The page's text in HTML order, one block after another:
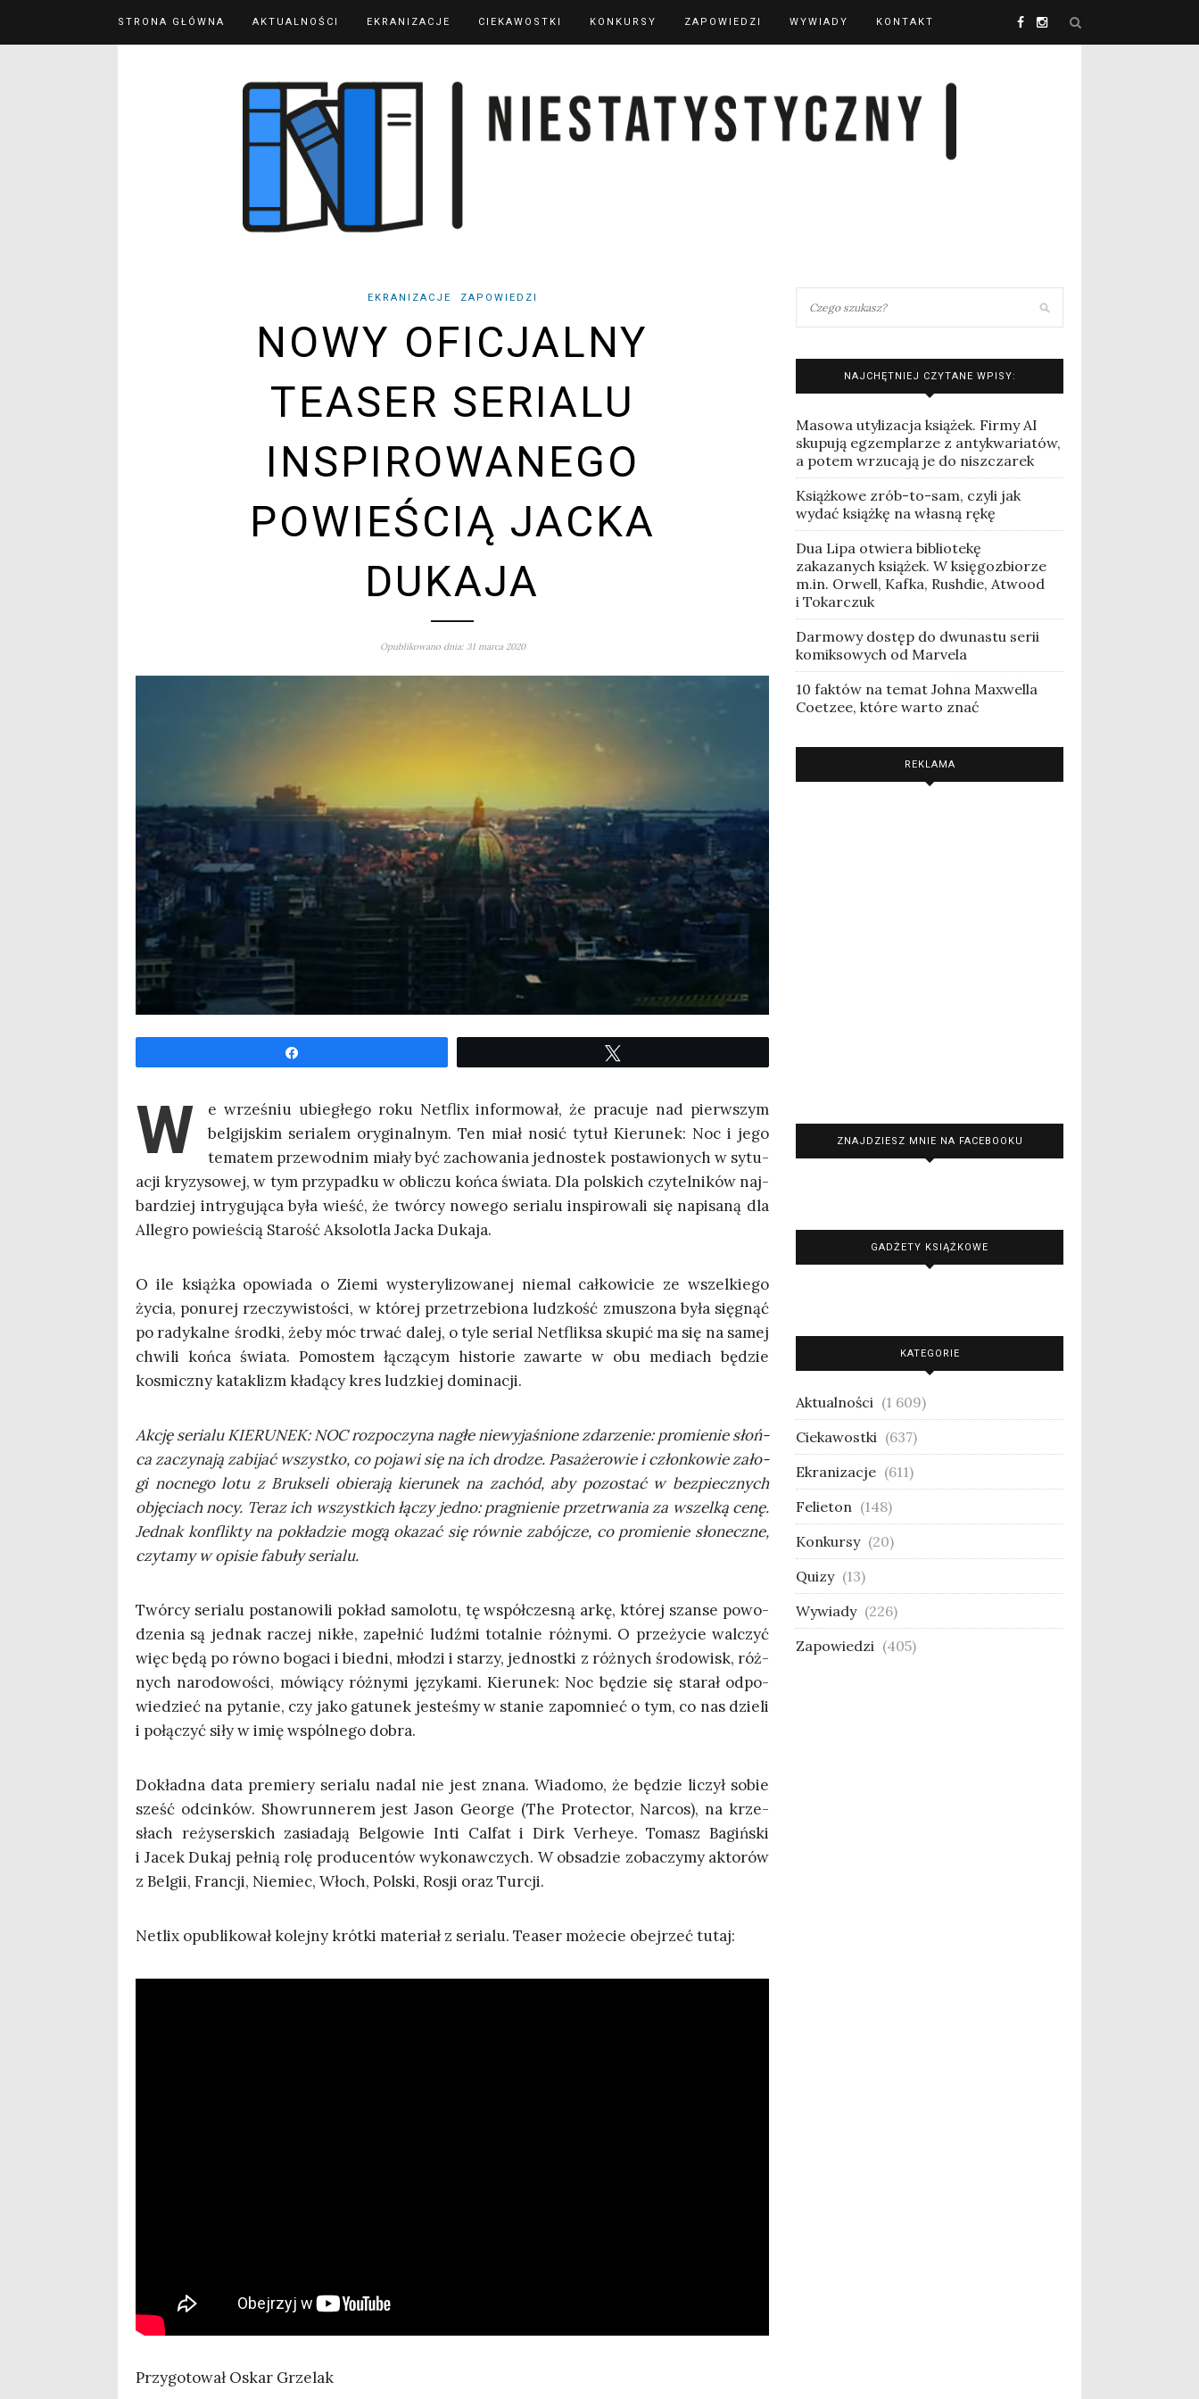
STRONA GŁÓWNA AKTUALNOŚCI EKRANIZACJE CIEKAWOSTKI KONKURSY ZAPOWIEDZI WYWIADY KONTAKT
EKRANIZACJE ZAPOWIEDZI
NOWY OFICJALNY
TEASER SERIALU
INSPIROWANEGO
POWIEŚCIĄ JACKA
DUKAJA
Opublikowano dnia: 31 marca 2020
W
e wrze­śniu ubie­głe­go roku Net­flix infor­mo­wał, że pra­cu­je nad pierw­szym
bel­gij­skim seria­lem ory­gi­nal­nym. Ten miał nosić tytuł Kie­ru­nek: Noc i jego
tema­tem prze­wod­nim mia­ły być zacho­wa­nia jed­no­stek posta­wio­nych w sytu­
acji kry­zy­so­wej, w tym przy­pad­ku w obli­czu koń­ca świa­ta. Dla pol­skich czy­tel­ni­ków naj­
bar­dziej intry­gu­ją­ca była wieść, że twór­cy nowe­go seria­lu inspi­ro­wa­li się napi­sa­ną dla
Alle­gro powie­ścią Sta­rość Akso­lo­tla Jac­ka Dukaja.
O ile książ­ka opo­wia­da o Zie­mi wyste­ry­li­zo­wa­nej nie­mal cał­ko­wi­cie ze wszel­kie­go
życia, ponu­rej rze­czy­wi­sto­ści, w któ­rej prze­trze­bio­na ludz­kość zmu­szo­na była się­gnąć
po rady­kal­ne środ­ki, żeby móc trwać dalej, o tyle serial Net­flik­sa sku­pić ma się na samej
chwi­li koń­ca świa­ta. Pomo­stem łączą­cym histo­rie zawar­te w obu mediach będzie
kosmicz­ny kata­klizm kła­dą­cy kres ludz­kiej dominacji.
Akcję seria­lu KIERUNEK: NOC roz­po­czy­na nagłe nie­wy­ja­śnio­ne zda­rze­nie: pro­mie­nie słoń­
ca zaczy­na­ją zabi­jać wszyst­ko, co poja­wi się na ich dro­dze. Pasa­że­ro­wie i człon­ko­wie zało­
gi noc­ne­go lotu z Bruk­se­li obie­ra­ją kie­ru­nek na zachód, aby pozo­stać w bez­piecz­nych
obję­ciach nocy. Teraz ich wszyst­kich łączy jed­no: pra­gnie­nie prze­trwa­nia za wszel­ką cenę.
Jed­nak kon­flik­ty na pokła­dzie mogą oka­zać się rów­nie zabój­cze, co pro­mie­nie sło­necz­ne,
czy­ta­my w opi­sie fabu­ły serialu.
Twór­cy seria­lu posta­no­wi­li pokład samo­lo­tu, tę współ­cze­sną arkę, któ­rej szan­se powo­
dze­nia są jed­nak raczej nikłe, zapeł­nić ludź­mi total­nie róż­ny­mi. O prze­ży­cie wal­czyć
więc będą po rów­no boga­ci i bied­ni, mło­dzi i sta­rzy, jed­nost­ki z róż­nych śro­do­wisk, róż­
nych naro­do­wo­ści, mówią­cy róż­ny­mi języ­ka­mi. Kie­ru­nek: Noc będzie się sta­rał odpo­
wie­dzieć na pyta­nie, czy jako gatu­nek jeste­śmy w sta­nie zapo­mnieć o tym, co nas dzie­li
i połą­czyć siły w imię wspól­ne­go dobra.
Dokład­na data pre­mie­ry seria­lu nadal nie jest zna­na. Wia­do­mo, że będzie liczył sobie
sześć odcin­ków. Show­run­ne­rem jest Jason Geo­r­ge (The Pro­tec­tor, Nar­cos), na krze­
słach reży­ser­skich zasia­da­ją Bel­go­wie Inti Cal­fat i Dirk Ver­heye. Tomasz Bagiń­ski
i Jacek Dukaj peł­nią rolę pro­du­cen­tów wyko­naw­czych. W obsa­dzie zoba­czy­my akto­rów
z Bel­gii, Fran­cji, Nie­miec, Włoch, Pol­ski, Rosji oraz Turcji.
Netlix opu­bli­ko­wał kolej­ny krót­ki mate­riał z seria­lu. Teaser może­cie obej­rzeć tutaj:
Przy­go­to­wał Oskar Grzelak
NAJCHĘTNIEJ CZYTANE WPISY:
Masowa utylizacja książek. Firmy AI
skupują egzemplarze z antykwariatów,
a potem wrzucają je do niszczarek
Książkowe zrób-to-sam, czyli jak
wydać książkę na własną rękę
Dua Lipa otwiera bibliotekę
zakazanych książek. W księgozbiorze
m.in. Orwell, Kafka, Rushdie, Atwood
i Tokarczuk
Darmowy dostęp do dwunastu serii
komiksowych od Marvela
10 faktów na temat Johna Maxwella
Coetzee, które warto znać
REKLAMA
ZNAJDZIESZ MNIE NA FACEBOOKU
GADŻETY KSIĄŻKOWE
KATEGORIE
Aktualności (1 609)
Ciekawostki (637)
Ekranizacje (611)
Felieton (148)
Konkursy (20)
Quizy (13)
Wywiady (226)
Zapowiedzi (405)